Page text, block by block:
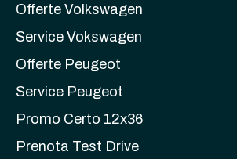
Offerte Volkswagen
Service Vokswagen
Offerte Peugeot
Service Peugeot
Promo Certo 12x36
Prenota Test Drive